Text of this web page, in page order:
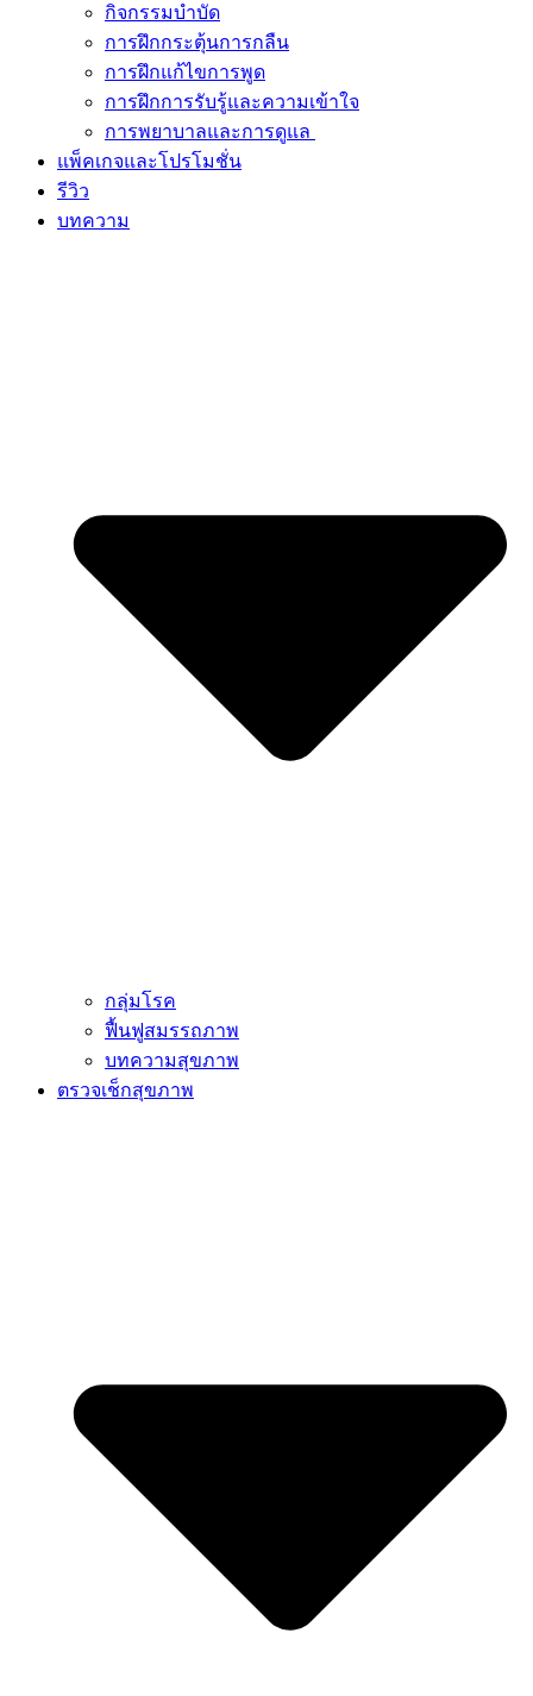
กิจกรรมบำบัด
การฝึกกระตุ้นการกลืน
การฝึกแก้ไขการพูด
การฝึกการรับรู้และความเข้าใจ
การพยาบาลและการดูแล
แพ็คเกจและโปรโมชั่น
รีวิว
บทความ
กลุ่มโรค
ฟื้นฟูสมรรถภาพ
บทความสุขภาพ
ตรวจเช็กสุขภาพ